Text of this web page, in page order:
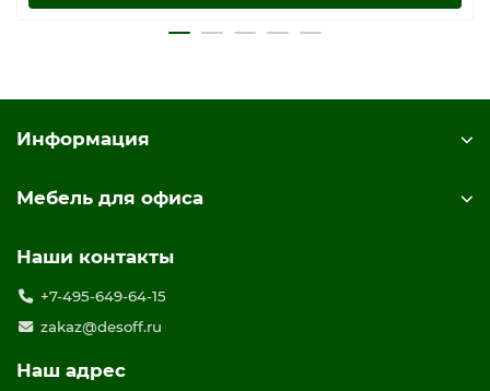
Информация
Мебель для офиса
Наши контакты
+7-495-649-64-15
zakaz@desoff.ru
Наш адрес